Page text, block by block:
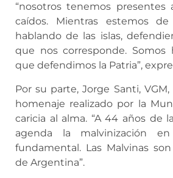
“nosotros tenemos presentes
caídos. Mientras estemos
hablando de las islas,
que nos corresponde. Somos
que defendimos la Patria”,
Por su parte, Jorge Santi,
homenaje realizado por la
caricia al alma. “A 44 años de
agenda la malvinización
fundamental. Las Malvinas
de Argentina”.